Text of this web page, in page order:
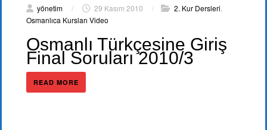
yönetim / 29 Kasım 2010 / 2. Kur Dersleri
Osmanlıca Kursları Video
Osmanlı Türkçesine Giriş
Final Soruları 2010/3
READ MORE